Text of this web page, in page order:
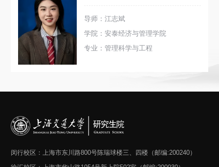
导师：江志斌
学院：安泰经济与管理学院
专业：管理科学与工程
闵行校区：上海市东川路800号陈瑞球楼三、四楼（邮编:200240）